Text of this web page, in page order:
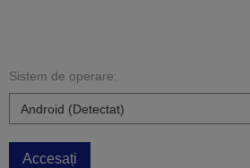
Sistem de operare:
Accesați